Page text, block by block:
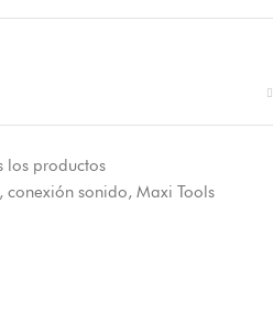
los productos
, conexión sonido, Maxi Tools